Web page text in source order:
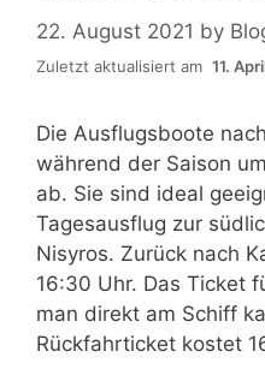
22. August 2021 by
Zuletzt aktualisiert am 11.
Die Ausflugsboote nach
während der Saison
ab. Sie sind ideal
Tagesausflug zur
Nisyros. Zurück nach
16:30 Uhr. Das Ticket
man direkt am Schiff
Rückfahrticket kostet